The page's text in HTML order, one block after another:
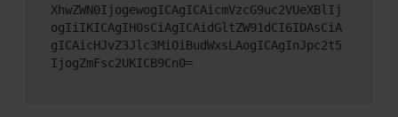
XhwZWN0IjogewogICAgICAicmVzcG9uc2VUeXBlIj
ogIiIKICAgIH0sCiAgICAidGltZW91dCI6IDAsCiA
gICAicHJvZ3Jlc3MiOiBudWxsLAogICAgInJpc2t5
IjogZmFsc2UKICB9Cn0=